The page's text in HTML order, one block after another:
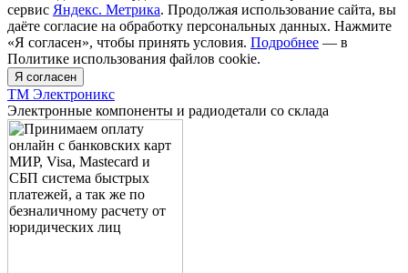
сервис Яндекс. Метрика. Продолжая использование сайта, вы
даёте согласие на обработку персональных данных. Нажмите
«Я согласен», чтобы принять условия. Подробнее — в
Политике использования файлов cookie.
Я согласен
ТМ Электроникс
Электронные компоненты и радиодетали со склада